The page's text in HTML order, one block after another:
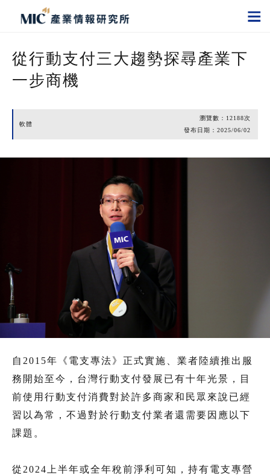
從行動支付三大趨勢探尋產業下
一步商機
軟體
瀏覽數： 12188次
發布日期： 2025/06/02
自2015年《電支專法》正式實施、業者陸續推出服
務開始至今，台灣行動支付發展已有十年光景，目
前使用行動支付消費對於許多商家和民眾來說已經
習以為常，不過對於行動支付業者還需要因應以下
課題。
從2024上半年或全年稅前淨利可知，持有電支專營